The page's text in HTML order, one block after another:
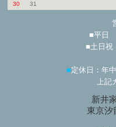
30
31
■平日
■土日祝
■定休日：年
上記
新井
東京汐